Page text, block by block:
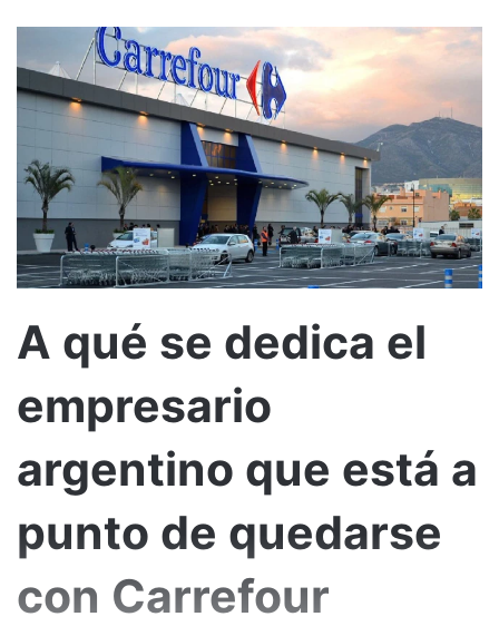
A qué se dedica el
empresario
argentino que está a
punto de quedarse
con Carrefour